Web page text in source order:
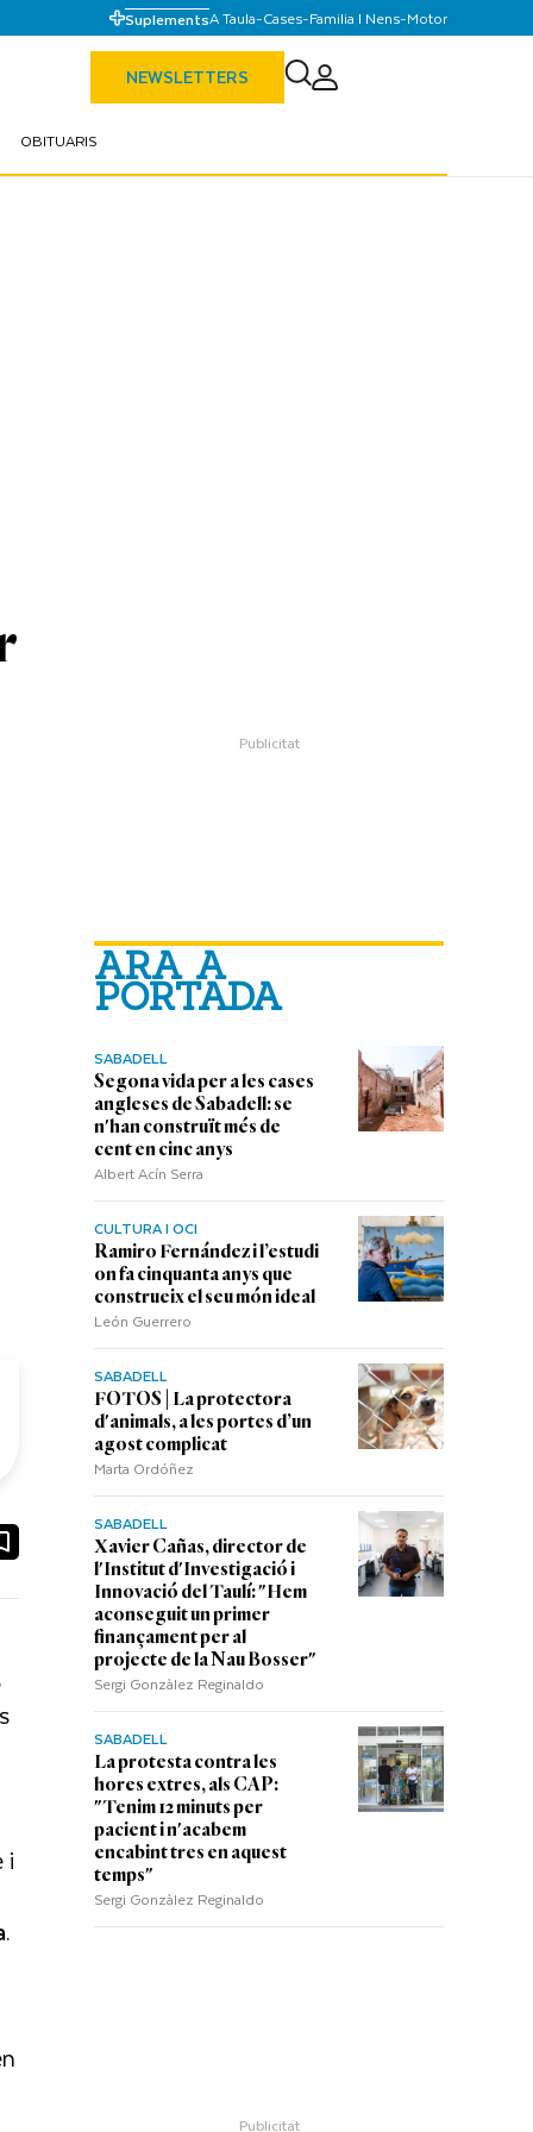
SuplementsA Taula-Cases-Familia I Nens-Motor
NEWSLETTERS
OBITUARIS
ARA A
PORTADA
SABADELL
Segona vida per a les cases
angleses de Sabadell: se
n'han construït més de
cent en cinc anys
Albert Acín Serra
CULTURA I OCI
Ramiro Fernández i l’estudi
on fa cinquanta anys que
construeix el seu món ideal
León Guerrero
SABADELL
FOTOS | La protectora
d'animals, a les portes d’un
agost complicat
Marta Ordóñez
SABADELL
Xavier Cañas, director de
l'Institut d'Investigació i
Innovació del Taulí: "Hem
aconseguit un primer
finançament per al
projecte de la Nau Bosser"
Sergi Gonzàlez Reginaldo
SABADELL
La protesta contra les
hores extres, als CAP:
"Tenim 12 minuts per
pacient i n'acabem
encabint tres en aquest
temps"
Sergi Gonzàlez Reginaldo
i
.